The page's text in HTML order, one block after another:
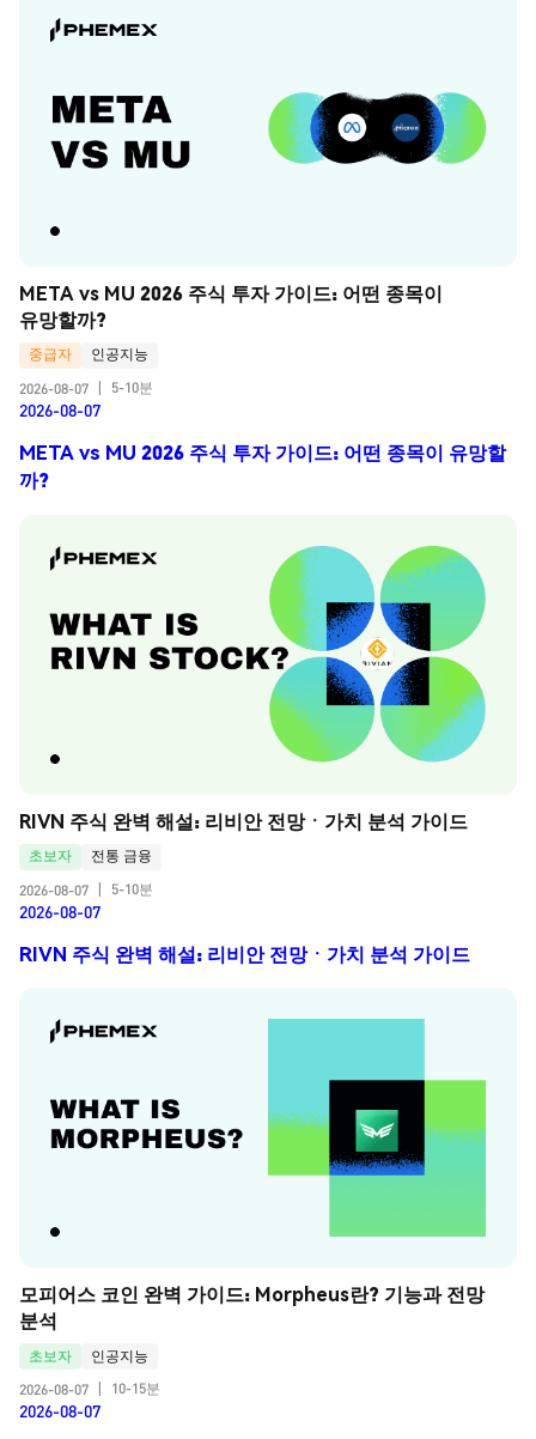
META vs MU 2026 주식 투자 가이드: 어떤 종목이
유망할까?
중급자
인공지능
2026-08-07
5-10분
2026-08-07
META vs MU 2026 주식 투자 가이드: 어떤 종목이 유망할
까?
RIVN 주식 완벽 해설: 리비안 전망ㆍ가치 분석 가이드
초보자
전통 금융
2026-08-07
5-10분
2026-08-07
RIVN 주식 완벽 해설: 리비안 전망ㆍ가치 분석 가이드
모피어스 코인 완벽 가이드: Morpheus란? 기능과 전망
분석
초보자
인공지능
2026-08-07
10-15분
2026-08-07